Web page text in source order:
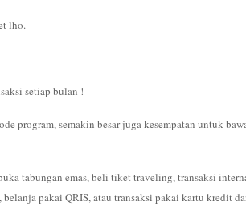
lho.
setiap bulan !
program, semakin besar juga kesempatan untuk
tabungan emas, beli tiket traveling, transaksi
pakai QRIS, atau transaksi pakai kartu kredit